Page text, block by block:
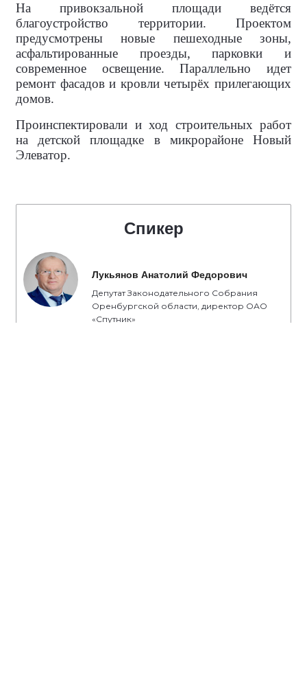
На привокзальной площади ведётся
благоустройство территории. Проектом
предусмотрены новые пешеходные зоны,
асфальтированные проезды, парковки и
современное освещение. Параллельно идет
ремонт фасадов и кровли четырёх прилегающих
домов.
Проинспектировали и ход строительных работ
на детской площадке в микрорайоне Новый
Элеватор.
Спикер
Лукьянов Анатолий Федорович
Депутат Законодательного Собрания
Оренбургской области, директор ОАО
«Спутник»